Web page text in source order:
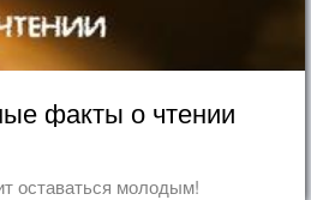
факты о чтении
оставаться молодым!